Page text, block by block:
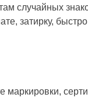
случайных
затирку,
маркировки,